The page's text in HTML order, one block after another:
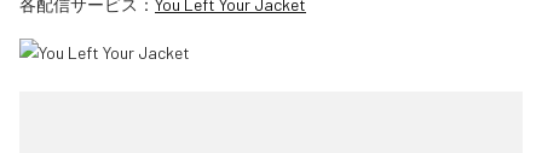
各配信サービス： You Left Your Jacket